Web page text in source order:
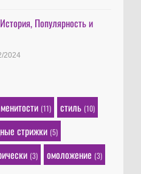
Популярность и
2024
(11) стиль (10)
стрижки (5)
(3) омоложение (3)